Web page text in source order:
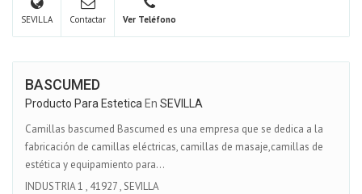
SEVILLA Contactar Ver Teléfono
BASCUMED
Producto Para Estetica En SEVILLA
Camillas bascumed Bascumed es una empresa que se dedica a la
fabricación de camillas eléctricas, camillas de masaje,camillas de
estética y equipamiento para...
INDUSTRIA 1 , 41927,SEVILLA